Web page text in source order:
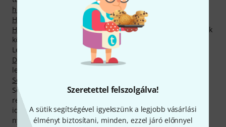
Szeretettel felszolgálva!
A sütik segítségével igyekszünk a legjobb vásárlási
élményt biztosítani, minden, ezzel járó előnnyel
hegedűkhöz
Mikrofonok vonós hangszerekhez
Hangszedők népi hangszerekhez,Erősítők csellókhoz
Hegedűalkatrészek
ésAkusztikus erősítő-tokok
kategóriáink
közt.
Legtöbbször eladott Schertler-termékünk neve
Dyn-Uni-P48 Contact Microphone
legkeresettebbje az eddig 2.000 vásárlónk által hazavitt
Schertler ACC-PUT-1
Schertler-termékeink a gyártó 2 éves garanciájával
rendelkeznének csupán, ha nem bővítenénk ki a garancia
idejét további egy év vel, így biztosítva vásárlóink teljes
nyugalmát és elégedettségét.